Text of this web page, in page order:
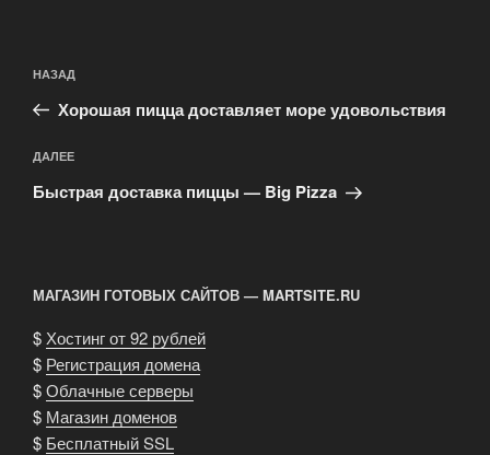
по
записям
Предыдущая
запись:
НАЗАД
Хорошая пицца доставляет море удовольствия
Следующая
запись
ДАЛЕЕ
Быстрая доставка пиццы — Big Pizza
МАГАЗИН ГОТОВЫХ САЙТОВ — MARTSITE.RU
$ Хостинг от 92 рублей
$ Регистрация домена
$Облачные серверы
$ Магазин доменов
$ Бесплатный SSL